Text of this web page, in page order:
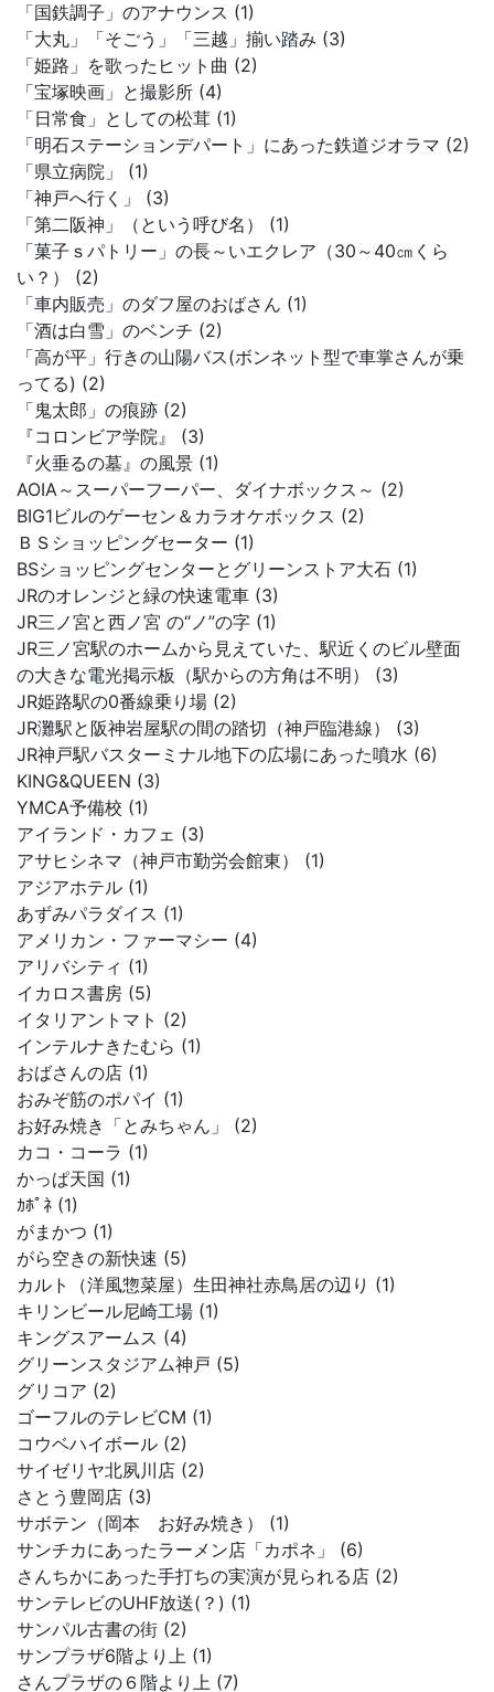
「国鉄調子」のアナウンス (1)
「大丸」「そごう」「三越」揃い踏み (3)
「姫路」を歌ったヒット曲 (2)
「宝塚映画」と撮影所 (4)
「日常食」としての松茸 (1)
「明石ステーションデパート」にあった鉄道ジオラマ (2)
「県立病院」 (1)
「神戸へ行く」 (3)
「第二阪神」（という呼び名） (1)
「菓子ｓパトリー」の長～いエクレア（30～40㎝くら
い？） (2)
「車内販売」のダフ屋のおばさん (1)
「酒は白雪」のベンチ (2)
「高が平」行きの山陽バス(ボンネット型で車掌さんが乗
ってる) (2)
「鬼太郎」の痕跡 (2)
『コロンビア学院』 (3)
『火垂るの墓』の風景 (1)
AOIA～スーパーフーパー、ダイナボックス～ (2)
BIG1ビルのゲーセン＆カラオケボックス (2)
ＢＳショッピングセーター (1)
BSショッピングセンターとグリーンストア大石 (1)
JRのオレンジと緑の快速電車 (3)
JR三ノ宮と西ノ宮 の“ノ”の字 (1)
JR三ノ宮駅のホームから見えていた、駅近くのビル壁面
の大きな電光掲示板（駅からの方角は不明） (3)
JR姫路駅の0番線乗り場 (2)
JR灘駅と阪神岩屋駅の間の踏切（神戸臨港線） (3)
JR神戸駅バスターミナル地下の広場にあった噴水 (6)
KING&QUEEN (3)
YMCA予備校 (1)
アイランド・カフェ (3)
アサヒシネマ（神戸市勤労会館東） (1)
アジアホテル (1)
あずみパラダイス (1)
アメリカン・ファーマシー (4)
アリバシティ (1)
イカロス書房 (5)
イタリアントマト (2)
インテルナきたむら (1)
おばさんの店 (1)
おみぞ筋のポパイ (1)
お好み焼き「とみちゃん」 (2)
カコ・コーラ (1)
かっぱ天国 (1)
ｶﾎﾟﾈ (1)
がまかつ (1)
がら空きの新快速 (5)
カルト（洋風惣菜屋）生田神社赤鳥居の辺り (1)
キリンビール尼崎工場 (1)
キングスアームス (4)
グリーンスタジアム神戸 (5)
グリコア (2)
ゴーフルのテレビCM (1)
コウベハイボール (2)
サイゼリヤ北夙川店 (2)
さとう豊岡店 (3)
サボテン（岡本 お好み焼き） (1)
サンチカにあったラーメン店「カポネ」 (6)
さんちかにあった手打ちの実演が見られる店 (2)
サンテレビのUHF放送(？) (1)
サンパル古書の街 (2)
サンプラザ6階より上 (1)
さんプラザの６階より上 (7)